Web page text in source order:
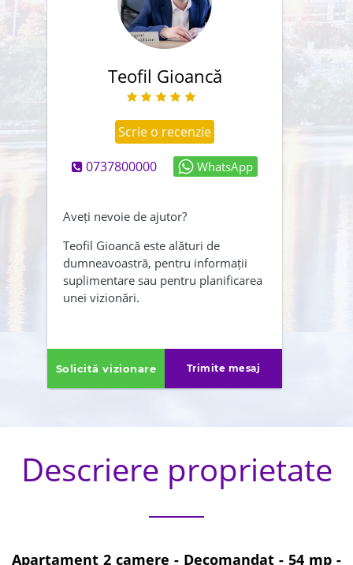
Teofil Gioancă
Scrie o recenzie
0737800000
WhatsApp
Aveți nevoie de ajutor?
Teofil Gioancă este alături de
dumneavoastră, pentru informații
suplimentare sau pentru planificarea
unei vizionări.
Solicită vizionare Trimite mesaj
Abonează-mă și la newsletter
Creează-mi și un cont
Am citit și sunt de acord cu
termenii și conditiile
,
Politica de confidentialitate
Descriere proprietate
Apartament 2 camere - Decomandat - 54 mp -